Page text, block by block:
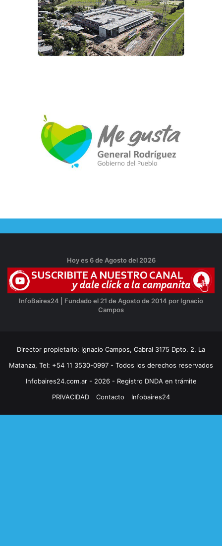
Hoy es 6 de Agosto del 2026
InfoBaires24 | Fundado el 21 de Agosto de 2014 por Ignacio
Campos
Director propietario: Ignacio Campos, Cabral 3175 Dpto. 2, La
Matanza, Tel: +54 11 3530-0997 - Todos los derechos reservados
Infobaires24.com.ar - 2026 - Registro DNDA en trámite
PRIVACIDAD
Contacto Infobaires24